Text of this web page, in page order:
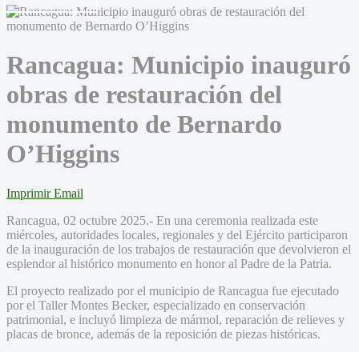
Rancagua: Municipio inauguró
obras de restauración del
monumento de Bernardo
O’Higgins
Imprimir Email
Rancagua, 02 octubre 2025.- En una ceremonia realizada este
miércoles, autoridades locales, regionales y del Ejército participaron
de la inauguración de los trabajos de restauración que devolvieron el
esplendor al histórico monumento en honor al Padre de la Patria.
El proyecto realizado por el municipio de Rancagua fue ejecutado
por el Taller Montes Becker, especializado en conservación
patrimonial, e incluyó limpieza de mármol, reparación de relieves y
placas de bronce, además de la reposición de piezas históricas.